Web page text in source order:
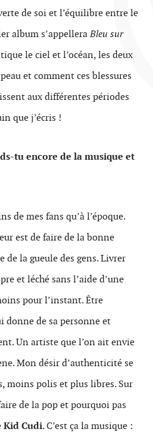
de soi et l’équilibre entre le
album s’appelleraBleu sur
le ciel et l’océan, les deux
et comment ces blessures
aux différentes périodes
que j’écris !
tu encore de la musique et
de mes fans qu’à l’époque.
est de faire de la bonne
de la gueule des gens. Livrer
et léché sans l’aide d’une
pour l’instant. Être
donne de sa personne et
Un artiste que l’on ait envie
Mon désir d’authenticité se
moins polis et plus libres. Sur
de la pop et pourquoi pas
Kid Cudi. C’est ça la musique :